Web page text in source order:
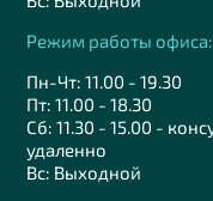
Режим работы офиса:
Пн-Чт: 11.00 - 19.30
Пт: 11.00 - 18.30
Сб: 11.30 - 15.00 -
удаленно
Вс: Выходной